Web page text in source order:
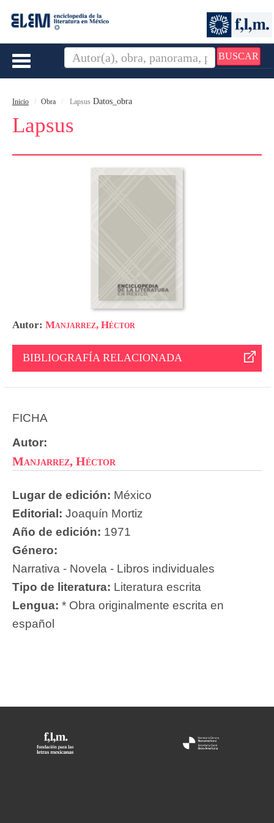
BUSCAR
Toggle
Inicio Obra Lapsus Datos_obra
Lapsus
Autor: Manjarrez, Héctor
BIBLIOGRAFÍA RELACIONADA
FICHA
Autor:
Manjarrez, Héctor
Lugar de edición: México
Editorial: Joaquín Mortiz
Año de edición: 1971
Género:
Narrativa - Novela - Libros individuales
Tipo de literatura: Literatura escrita
Lengua: * Obra originalmente escrita en
español